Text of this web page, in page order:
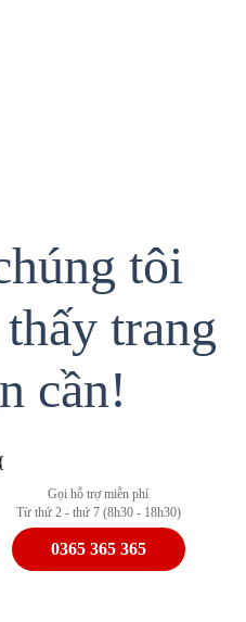
tôi
trang
cần!
Gọi hỗ trợ miễn phí
Từ thứ 2 - thứ 7 (8h30 - 18h30)
0365 365 365